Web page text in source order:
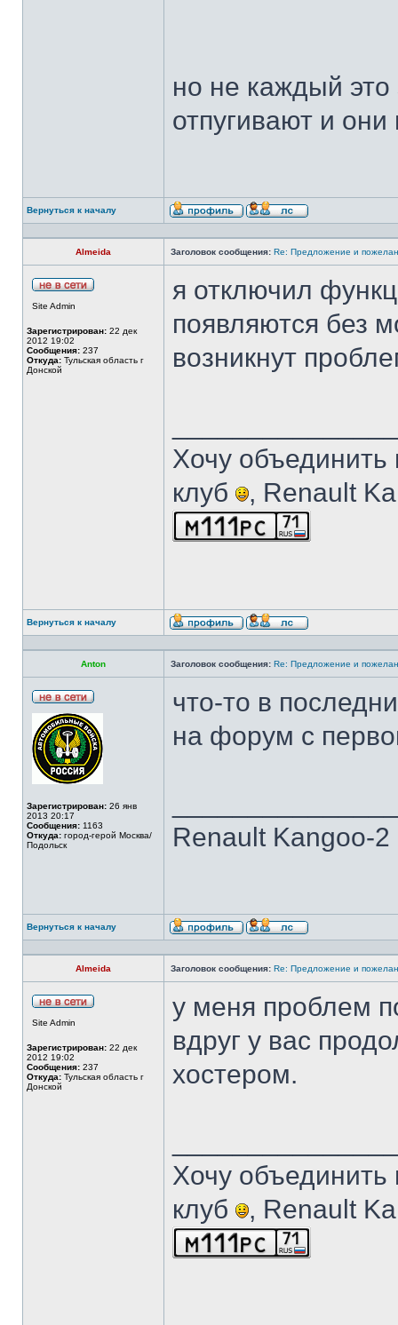
но не каждый
отпугивают и
Вернуться к началу
Almeida Заголовок сообщения: Re: Предложение и
Site Admin
Зарегистрирован: 22 дек
2012 19:02
Сообщения: 237
Откуда: Тульская область г
Донской
я отключил
появляются без
возникнут
Хочу объединить
клуб
, Renault
Вернуться к началу
Anton Заголовок сообщения: Re: Предложение и
Зарегистрирован: 26 янв
2013 20:17
Сообщения: 1163
Откуда: город-герой Москва/
Подольск
что-то в
на форум с
Renault Kangoo-
Вернуться к началу
Almeida Заголовок сообщения: Re: Предложение и
Site Admin
Зарегистрирован: 22 дек
2012 19:02
Сообщения: 237
Откуда: Тульская область г
Донской
у меня проблем
вдруг у вас
хостером.
Хочу объединить
клуб
, Renault